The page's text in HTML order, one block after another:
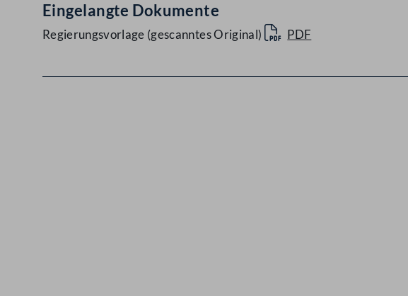
Eingelangte Dokumente
Regierungsvorlage (gescanntes Original) PDF